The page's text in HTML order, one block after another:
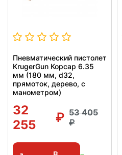
Пневматический пистолет
KrugerGun Корсар 6.35
мм (180 мм, d32,
прямоток, дерево, с
манометром)
32
255
53 405